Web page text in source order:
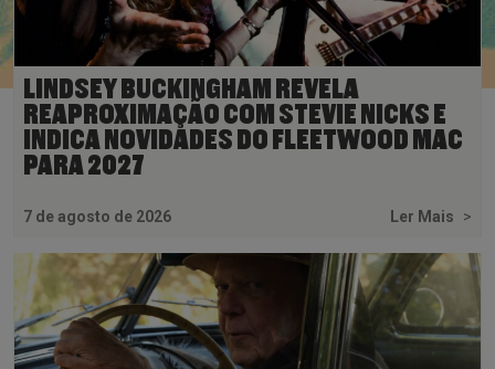
LINDSEY BUCKINGHAM REVELA
REAPROXIMAÇÃO COM STEVIE NICKS E
INDICA NOVIDADES DO FLEETWOOD MAC
PARA 2027
7 de agosto de 2026 Ler Mais >